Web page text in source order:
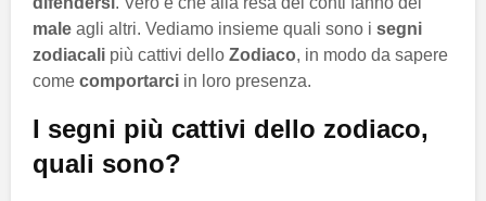
male agli altri. Vediamo insieme quali sono i segni
zodiacali più cattivi dello Zodiaco, in modo da sapere
come comportarci in loro presenza.
I segni più cattivi dello zodiaco,
quali sono?